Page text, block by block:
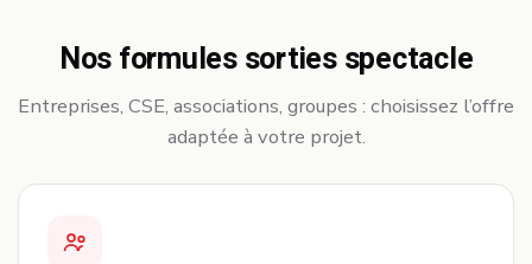
Nos formules sorties spectacle
Entreprises, CSE, associations, groupes : choisissez l’offre
adaptée à votre projet.